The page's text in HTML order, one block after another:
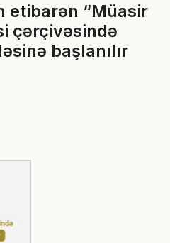
etibarən “Müasir
çərçivəsində
başlanılır